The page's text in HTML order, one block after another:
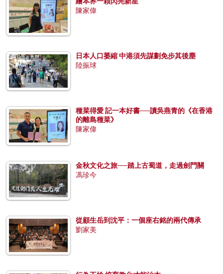
陳家偉
日本人口萎縮 中港須先謀劃免步其後塵
陸振球
種菜得愛 記一本好書──讀吳燕青的《在香港
的離島種菜》
陳家偉
金秋文化之旅──踏上古蜀道，走過劍門關
馮珍今
從顧生岳到沈平：一個座右銘的兩代傳承
劉家美